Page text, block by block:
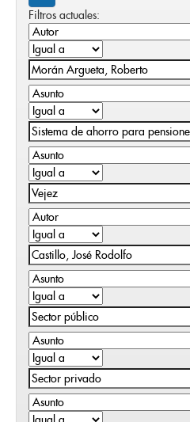
Filtros actuales: